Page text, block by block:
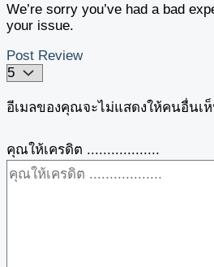
We’re sorry you’ve had a bad
your issue.
Post Review
อีเมลของคุณจะไม่แสดงให้คนอื่นเ
คุณให้เครดิต ..................